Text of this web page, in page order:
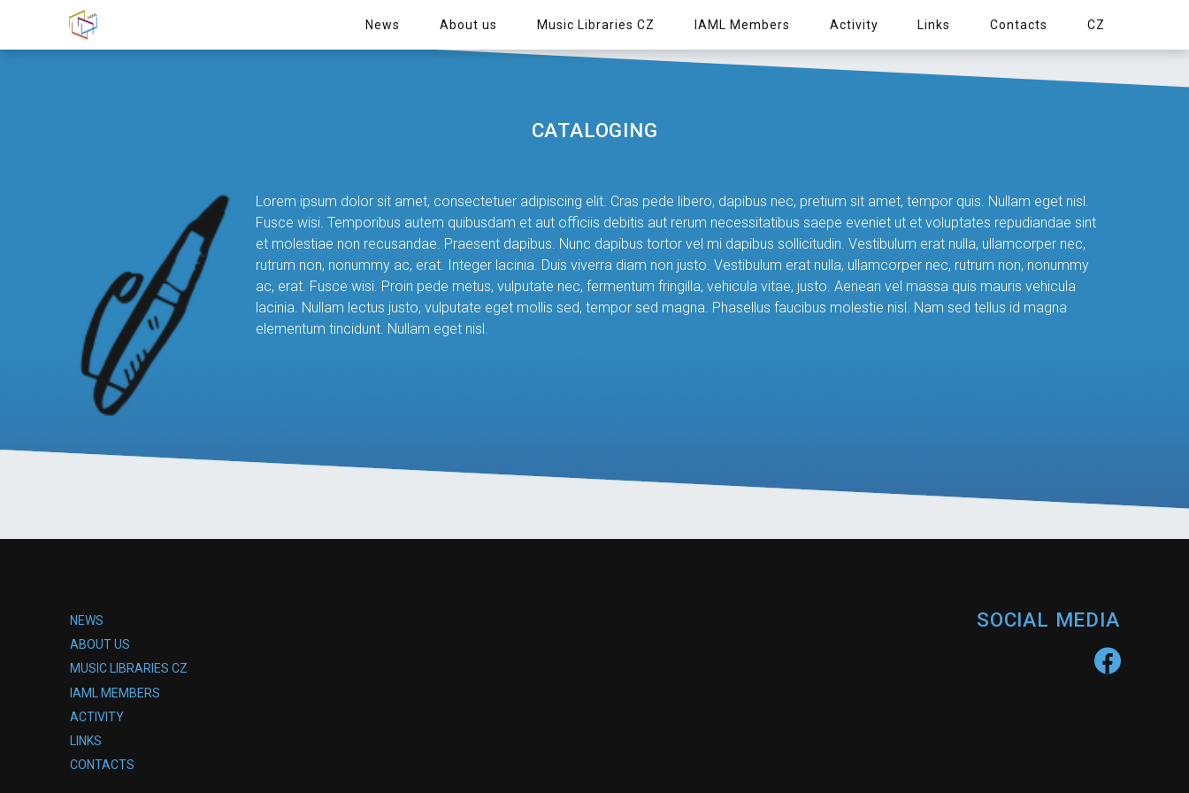
News About us Music Libraries CZ IAML Members Activity Links Contacts CZ
CATALOGING
Lorem ipsum dolor sit amet, consectetuer adipiscing elit. Cras pede libero, dapibus nec, pretium sit amet, tempor quis. Nullam eget nisl.
Fusce wisi. Temporibus autem quibusdam et aut officiis debitis aut rerum necessitatibus saepe eveniet ut et voluptates repudiandae sint
et molestiae non recusandae. Praesent dapibus. Nunc dapibus tortor vel mi dapibus sollicitudin. Vestibulum erat nulla, ullamcorper nec,
rutrum non, nonummy ac, erat. Integer lacinia. Duis viverra diam non justo. Vestibulum erat nulla, ullamcorper nec, rutrum non, nonummy
ac, erat. Fusce wisi. Proin pede metus, vulputate nec, fermentum fringilla, vehicula vitae, justo. Aenean vel massa quis mauris vehicula
lacinia. Nullam lectus justo, vulputate eget mollis sed, tempor sed magna. Phasellus faucibus molestie nisl. Nam sed tellus id magna
elementum tincidunt. Nullam eget nisl.
NEWS
ABOUT US
MUSIC LIBRARIES CZ
IAML MEMBERS
ACTIVITY
LINKS
CONTACTS
SOCIAL MEDIA